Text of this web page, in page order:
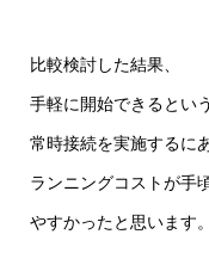
比較検討した結果、
手軽に開始できるとい
常時接続を実施するに
ランニングコストが手
やすかったと思います。